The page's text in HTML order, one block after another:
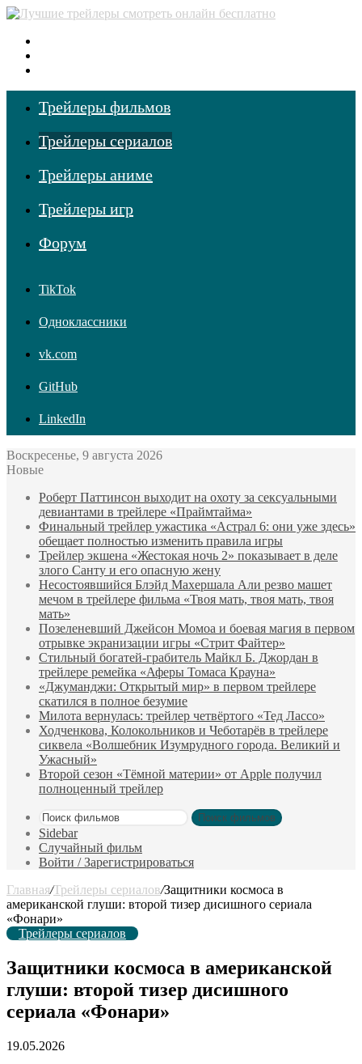
Трейлеры фильмов
Трейлеры сериалов
Трейлеры аниме
Трейлеры игр
Форум
TikTok
Одноклассники
vk.com
GitHub
LinkedIn
Воскресенье, 9 августа 2026
Новые
Роберт Паттинсон выходит на охоту за сексуальными
девиантами в трейлере «Праймтайма»
Финальный трейлер ужастика «Астрал 6: они уже здесь»
обещает полностью изменить правила игры
Трейлер экшена «Жестокая ночь 2» показывает в деле
злого Санту и его опасную жену
Несостоявшийся Блэйд Махершала Али резво машет
мечом в трейлере фильма «Твоя мать, твоя мать, твоя
мать»
Позеленевший Джейсон Момоа и боевая магия в первом
отрывке экранизации игры «Стрит Файтер»
Стильный богатей-грабитель Майкл Б. Джордан в
трейлере ремейка «Аферы Томаса Крауна»
«Джуманджи: Открытый мир» в первом трейлере
скатился в полное безумие
Милота вернулась: трейлер четвёртого «Тед Лассо»
Ходченкова, Колокольников и Чеботарёв в трейлере
сиквела «Волшебник Изумрудного города. Великий и
Ужасный»
Второй сезон «Тёмной материи» от Apple получил
полноценный трейлер
Поиск фильмов
Sidebar
Случайный фильм
Войти / Зарегистрироваться
Главная/Трейлеры сериалов/Защитники космоса в
американской глуши: второй тизер дисишного сериала
«Фонари»
Трейлеры сериалов
Защитники космоса в американской
глуши: второй тизер дисишного
сериала «Фонари»
19.05.2026